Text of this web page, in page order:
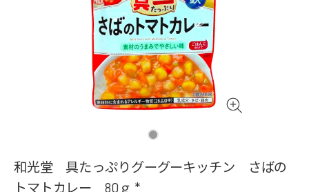
和光堂 具たっぷりグーグーキッチン さばの
トマトカレー 80ｇ *